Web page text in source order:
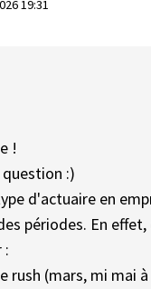
19:31
!
:)
d'actuaire en
périodes. En
:
rush (mars, mi mai